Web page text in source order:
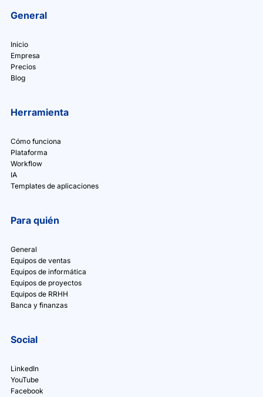
General
Inicio
Empresa
Precios
Blog
Herramienta
Cómo funciona
Plataforma
Workflow
IA
Templates de aplicaciones
Para quién
General
Equipos de ventas
Equipos de informática
Equipos de proyectos
Equipos de RRHH
Banca y finanzas
Social
LinkedIn
YouTube
Facebook